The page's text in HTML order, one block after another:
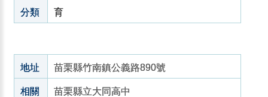
分類 育
地址 苗栗縣竹南鎮公義路890號
相關
苗栗縣立大同高中